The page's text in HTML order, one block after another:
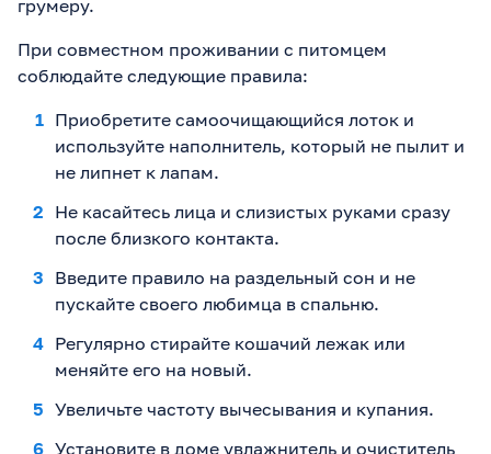
грумеру.
При совместном проживании с питомцем
соблюдайте следующие правила:
Приобретите самоочищающийся лоток и
используйте наполнитель, который не пылит и
не липнет к лапам.
Не касайтесь лица и слизистых руками сразу
после близкого контакта.
Введите правило на раздельный сон и не
пускайте своего любимца в спальню.
Регулярно стирайте кошачий лежак или
меняйте его на новый.
Увеличьте частоту вычесывания и купания.
Установите в доме увлажнитель и очиститель